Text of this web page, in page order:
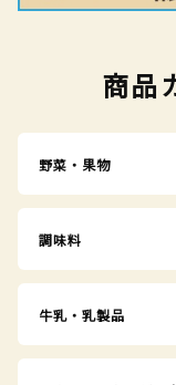
商品
野菜・果物
調味料
牛乳・乳製品